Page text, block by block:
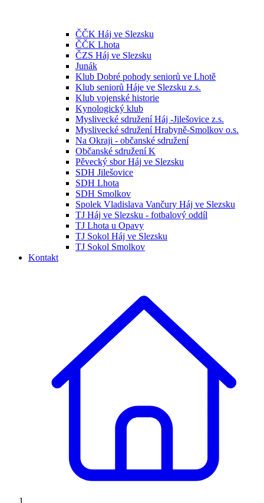
ČČK Háj ve Slezsku
ČČK Lhota
ČZS Háj ve Slezsku
Junák
Klub Dobré pohody seniorů ve Lhotě
Klub seniorů Háje ve Slezsku z.s.
Klub vojenské historie
Kynologický klub
Myslivecké sdružení Háj -Jilešovice z.s.
Myslivecké sdružení Hrabyně-Smolkov o.s.
Na Okraji - občanské sdružení
Občanské sdružení K
Pěvecký sbor Háj ve Slezsku
SDH Jilešovice
SDH Lhota
SDH Smolkov
Spolek Vladislava Vančury Háj ve Slezsku
TJ Háj ve Slezsku - fotbalový oddíl
TJ Lhota u Opavy
TJ Sokol Háj ve Slezsku
TJ Sokol Smolkov
Kontakt